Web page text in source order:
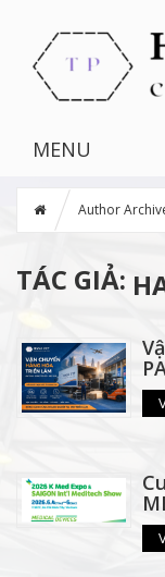
MENU
Author
TÁC GIẢ: